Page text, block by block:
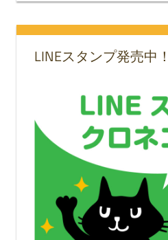
LINEスタンプ発売中！